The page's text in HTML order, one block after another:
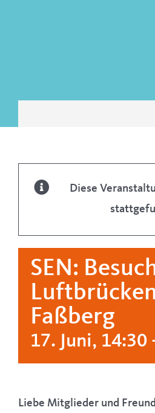
Neuigkeiten
Kreisvorstand
Ortsverbände
Diese
SEN:
Faßberg
17. Juni, 14:30
Liebe Mitglieder und